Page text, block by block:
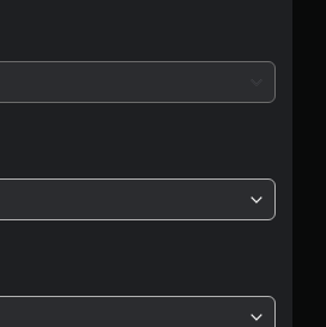
중
평
4